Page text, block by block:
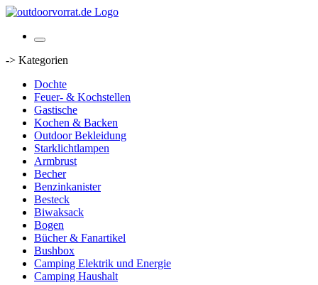
-> Kategorien
Dochte
Feuer- & Kochstellen
Gastische
Kochen & Backen
Outdoor Bekleidung
Starklichtlampen
Armbrust
Becher
Benzinkanister
Besteck
Biwaksack
Bogen
Bücher & Fanartikel
Bushbox
Camping Elektrik und Energie
Camping Haushalt